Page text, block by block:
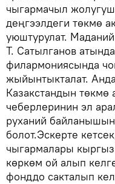
чыгармачыл
деңгээлдеги төкмө
уюштурулат.
Т. Сатылганов
филармониясында
жыйынтыкталат.
Казакстандын
чеберлеринин эл
руханий
болот.Эскерте
чыгармалары
көркөм ой алып
фонддо сакталып